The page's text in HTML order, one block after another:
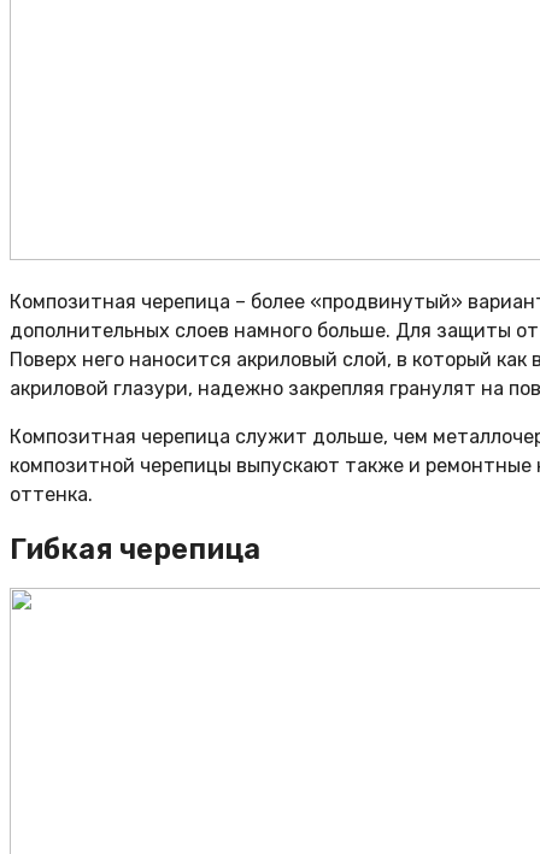
Композитная черепица – более «продвинутый»
дополнительных слоев намного больше. Для защиты
Поверх него наносится акриловый слой, в который
акриловой глазури, надежно закрепляя гранулят на
Композитная черепица служит дольше, чем
композитной черепицы выпускают также и ремонтные
оттенка.
Гибкая черепица